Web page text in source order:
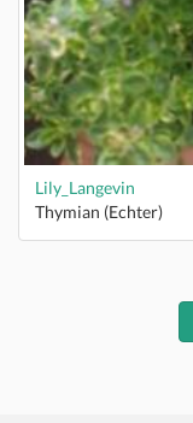
Lily_Langevin
Thymian (Echter)